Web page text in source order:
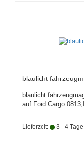
blaulicht
blaulicht
auf Ford Cargo
Lieferzeit: 3 - 4 Tage